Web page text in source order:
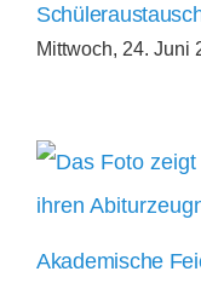
Mittwoch, 24. Juni
Akademische